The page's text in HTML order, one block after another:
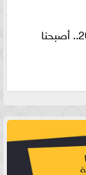
أذكار الصباح الأربعاء 5-8- 2026.. أصبحنا